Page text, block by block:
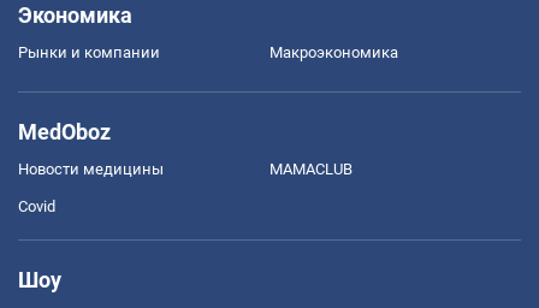
Экономика
Рынки и компании Mакроэкономика
MedOboz
Новости медицины MAMACLUB
Covid
Шоу